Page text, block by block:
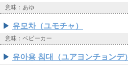
意味：あゆ
유모차（ユモチャ）
意味：ベビーカー
유아용 침대（ユアヨンチョンデ）